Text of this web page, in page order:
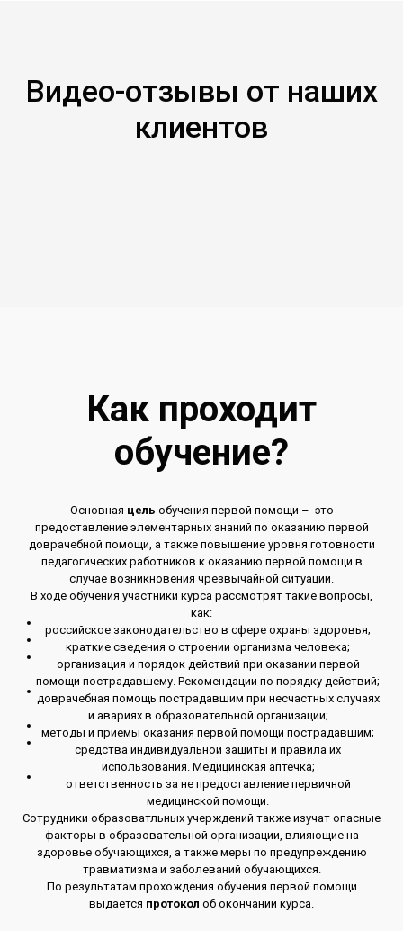
Видео-отзывы от наших
клиентов
Как проходит
обучение?
Основная цель обучения первой помощи – это
предоставление элементарных знаний по оказанию первой
доврачебной помощи, а также повышение уровня готовности
педагогических работников к оказанию первой помощи в
случае возникновения чрезвычайной ситуации.
В ходе обучения участники курса рассмотрят такие вопросы,
как:
российское законодательство в сфере охраны здоровья;
краткие сведения о строении организма человека;
организация и порядок действий при оказании первой
помощи пострадавшему. Рекомендации по порядку действий;
доврачебная помощь пострадавшим при несчастных случаях
и авариях в образовательной организации;
методы и приемы оказания первой помощи пострадавшим;
средства индивидуальной защиты и правила их
использования. Медицинская аптечка;
ответственность за не предоставление первичной
медицинской помощи.
Сотрудники образоватльных учерждений также изучат опасные
факторы в образовательной организации, влияющие на
здоровье обучающихся, а также меры по предупреждению
травматизма и заболеваний обучающихся.
По результатам прохождения обучения первой помощи
выдается протокол об окончании курса.